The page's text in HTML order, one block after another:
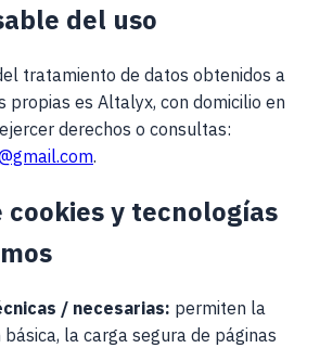
del uso
tratamiento de datos obtenidos a
propias es Altalyx, con domicilio en
derechos o consultas:
.
cookies y tecnologías
/ necesarias: permiten la
básica, la carga segura de páginas